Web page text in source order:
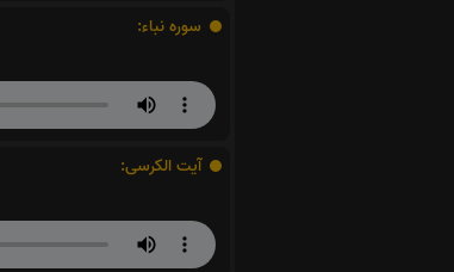
سوره نباء:
آیت الکرسی: